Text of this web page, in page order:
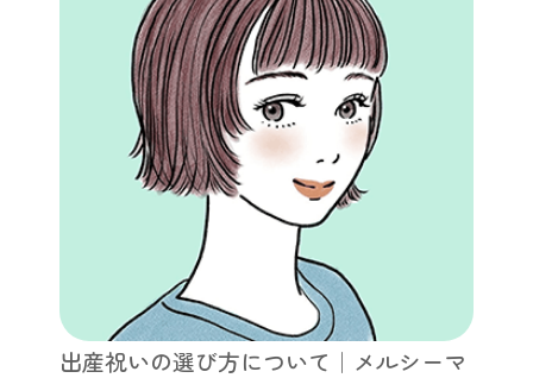
出産祝いの選び方について｜メルシーマ